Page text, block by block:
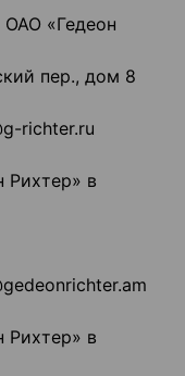
ОАО «Гедеон
пер., дом 8
richter.ru
Рихтер» в
Рихтер» в